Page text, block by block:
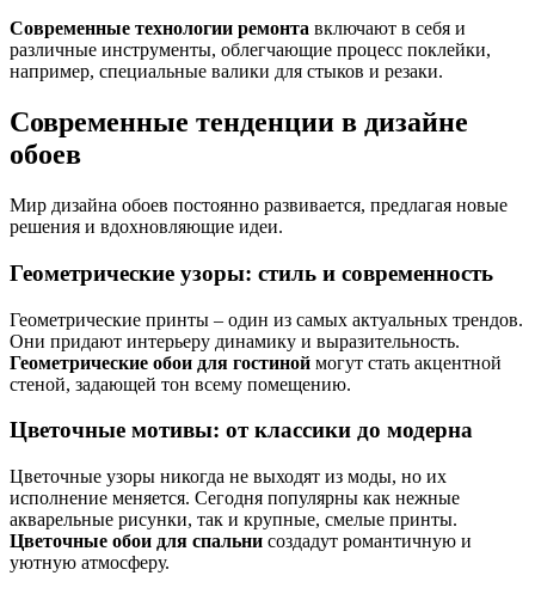
Современные технологии ремонта включают в себя и
различные инструменты, облегчающие процесс поклейки,
например, специальные валики для стыков и резаки.
Современные тенденции в дизайне
обоев
Мир дизайна обоев постоянно развивается, предлагая новые
решения и вдохновляющие идеи.
Геометрические узоры: стиль и современность
Геометрические принты – один из самых актуальных трендов.
Они придают интерьеру динамику и выразительность.
Геометрические обои для гостиной могут стать акцентной
стеной, задающей тон всему помещению.
Цветочные мотивы: от классики до модерна
Цветочные узоры никогда не выходят из моды, но их
исполнение меняется. Сегодня популярны как нежные
акварельные рисунки, так и крупные, смелые принты.
Цветочные обои для спальни создадут романтичную и
уютную атмосферу.